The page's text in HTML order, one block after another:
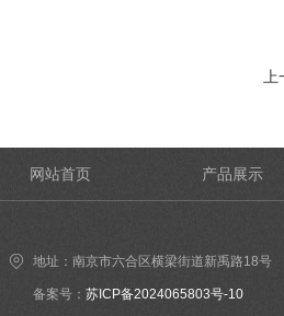
上
网站首页 产品展示
地址：南京市六合区横梁街道新禹路18号
备案号： 苏ICP备2024065803号-10